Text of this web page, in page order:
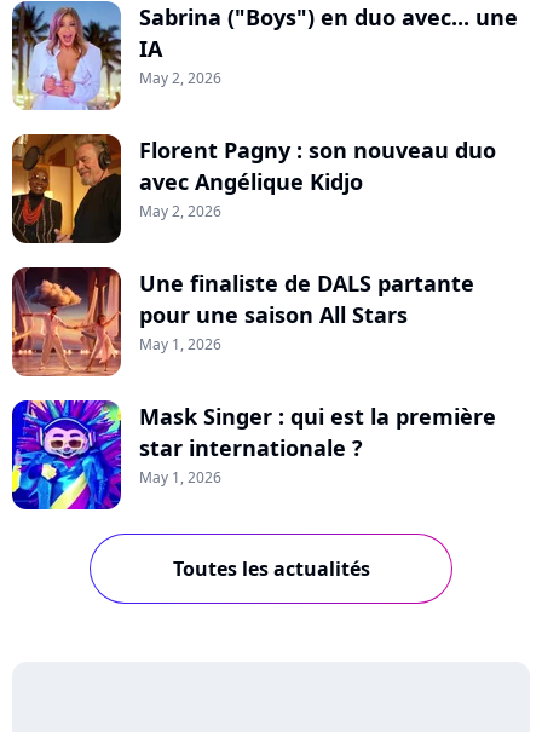
Sabrina ("Boys") en duo avec... une
IA
May 2, 2026
Florent Pagny : son nouveau duo
avec Angélique Kidjo
May 2, 2026
Une finaliste de DALS partante
pour une saison All Stars
May 1, 2026
Mask Singer : qui est la première
star internationale ?
May 1, 2026
Toutes les actualités